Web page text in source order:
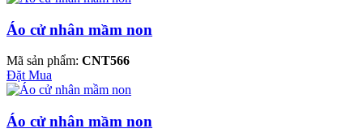
Áo cử nhân mầm non
Mã sản phẩm: CNT566
Đặt Mua
Áo cử nhân mầm non